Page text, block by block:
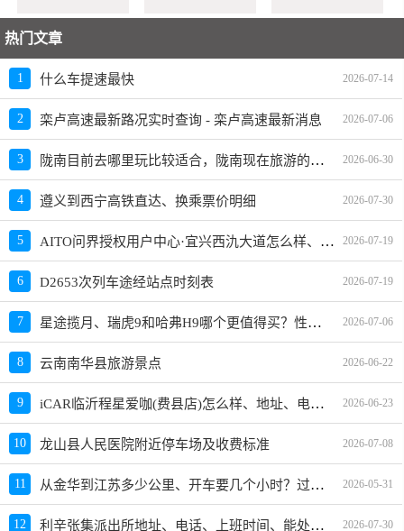
热门文章
1 什么车提速最快 2026-07-14
2 栾卢高速最新路况实时查询 - 栾卢高速最新消息 2026-07-06
3 陇南目前去哪里玩比较适合，陇南现在旅游的最佳地方、景点推荐 2026-06-30
4 遵义到西宁高铁直达、换乘票价明细 2026-07-30
5 AITO问界授权用户中心·宜兴西氿大道怎么样、地址、电话、上班时间查询 2026-07-19
6 D2653次列车途经站点时刻表 2026-07-19
7 星途揽月、瑞虎9和哈弗H9哪个更值得买？性价比、配置对比 2026-07-06
8 云南南华县旅游景点 2026-06-22
9 iCAR临沂程星爱咖(费县店)怎么样、地址、电话、上班时间查询 2026-06-23
10 龙山县人民医院附近停车场及收费标准 2026-07-08
11 从金华到江苏多少公里、开车要几个小时？过路费、油费等 2026-05-31
12 利辛张集派出所地址、电话、上班时间、能处理违章吗 2026-07-30